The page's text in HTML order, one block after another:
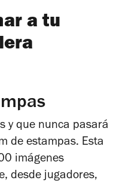
a tu
y que nunca pasará
de estampas. Esta
imágenes
desde jugadores,